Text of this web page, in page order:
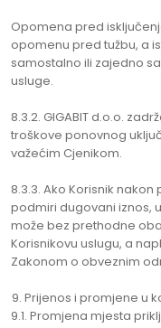
Opomena pred
opomenu pred tužbu, a
samostalno ili zajedno
usluge.
8.3.2. GIGABIT d.o.o.
troškove ponovnog
važećim Cjenikom.
8.3.3. Ako Korisnik
podmiri dugovani iznos,
može bez prethodne
Korisnikovu uslugu, a
Zakonom o obveznim
Prijenos i promjene u
9.1. Promjena mjesta